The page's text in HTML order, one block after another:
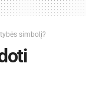
simbolį?